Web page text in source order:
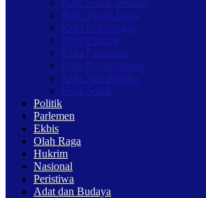
Kab. Tanah Datar
Kota Bukittinggi
Kota Padang
Kota Pariaman
Kota Payakumbuh
Kota Sawahlunto
Kota Solok
Politik
Parlemen
Ekbis
Olah Raga
Hukrim
Nasional
Peristiwa
Adat dan Budaya